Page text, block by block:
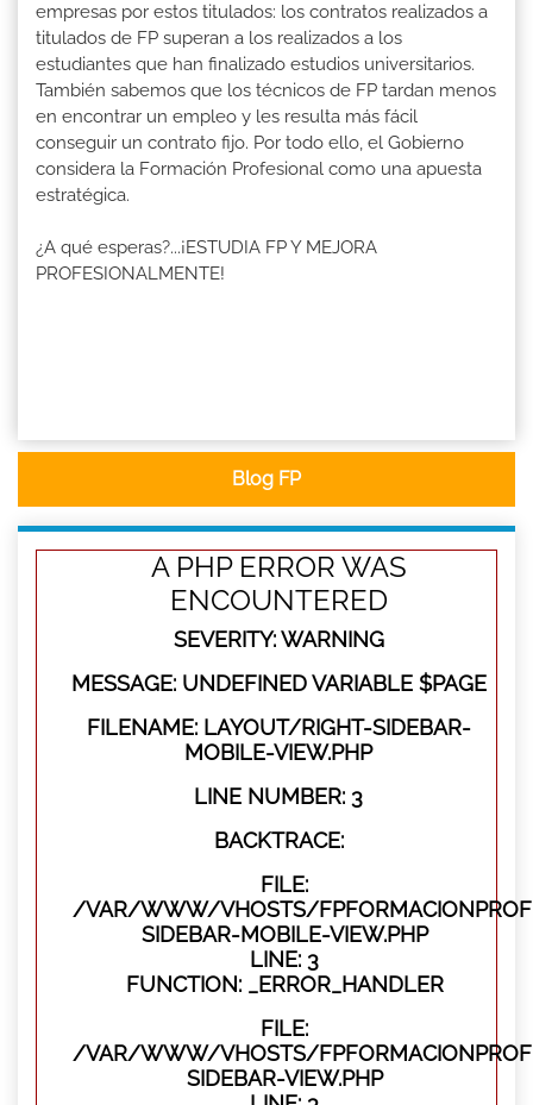
empresas por estos titulados: los contratos realizados a
titulados de FP superan a los realizados a los
estudiantes que han finalizado estudios universitarios.
También sabemos que los técnicos de FP tardan menos
en encontrar un empleo y les resulta más fácil
conseguir un contrato fijo. Por todo ello, el Gobierno
considera la Formación Profesional como una apuesta
estratégica.
¿A qué esperas?...¡ESTUDIA FP Y MEJORA
PROFESIONALMENTE!
Blog FP
A PHP ERROR WAS
ENCOUNTERED
SEVERITY: WARNING
MESSAGE: UNDEFINED VARIABLE $PAGE
FILENAME: LAYOUT/RIGHT-SIDEBAR-
MOBILE-VIEW.PHP
LINE NUMBER: 3
BACKTRACE:
FILE:
/VAR/WWW/VHOSTS/
SIDEBAR-MOBILE-VIEW.PHP
LINE: 3
FUNCTION: _ERROR_HANDLER
FILE:
/VAR/WWW/VHOSTS/
SIDEBAR-VIEW.PHP